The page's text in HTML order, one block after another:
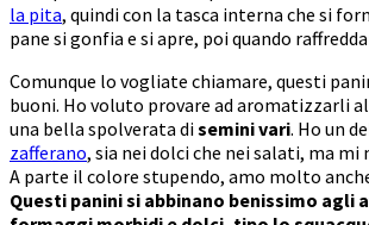
la pita, quindi con la tasca interna che si
pane si gonfia e si apre, poi quando
Comunque lo vogliate chiamare, questi
buoni. Ho voluto provare ad aromatizzarli
una bella spolverata disemini vari. Ho un
zafferano, sia nei dolci che nei salati, ma mi
A parte il colore stupendo, amo molto
Questi panini si abbinano benissimo agli